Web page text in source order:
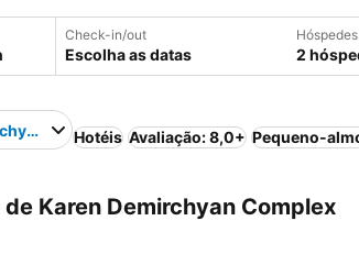
Check-in/out
Escolha as datas 2
Complex
Hotéis Avaliação: 8,0+ Pequeno-
Karen Demirchyan Complex